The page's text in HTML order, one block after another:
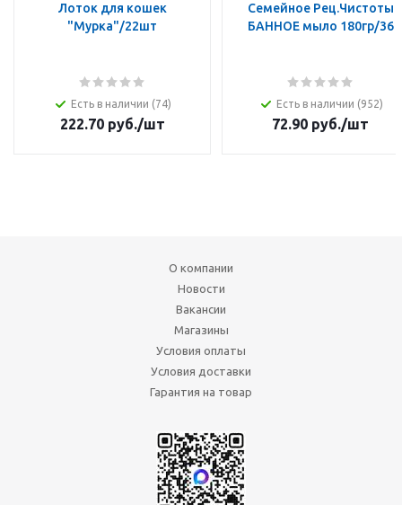
Лоток для кошек
"Мурка"/22шт
Есть в наличии (74)
222.70руб./шт
Семейное Рец.Чистоты
БАННОЕ мыло 180гр/36
Есть в наличии (952)
72.90 руб./шт
О компании
Новости
Вакансии
Магазины
Условия оплаты
Условия доставки
Гарантия на товар